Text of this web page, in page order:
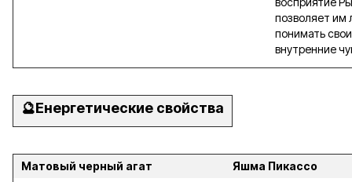
позволяет им
понимать свои
внутренние
🔮Енергетические свойства
Матовый черный агат
Яшма Пикассо